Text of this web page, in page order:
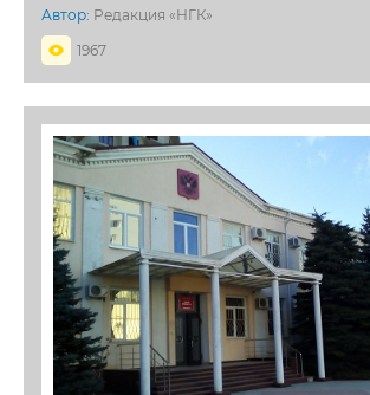
Автор: Редакция «НГК»
1967